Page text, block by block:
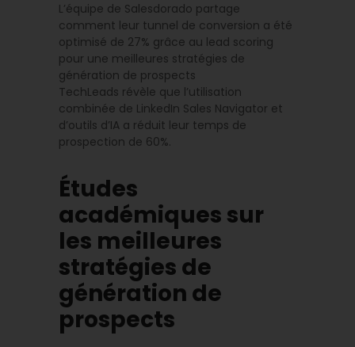
L’équipe de Salesdorado partage
comment leur tunnel de conversion a été
optimisé de 27% grâce au lead scoring
pour une meilleures stratégies de
génération de prospects
TechLeads révèle que l’utilisation
combinée de LinkedIn Sales Navigator et
d’outils d’IA a réduit leur temps de
prospection de 60%.
Études
académiques sur
les meilleures
stratégies de
génération de
prospects